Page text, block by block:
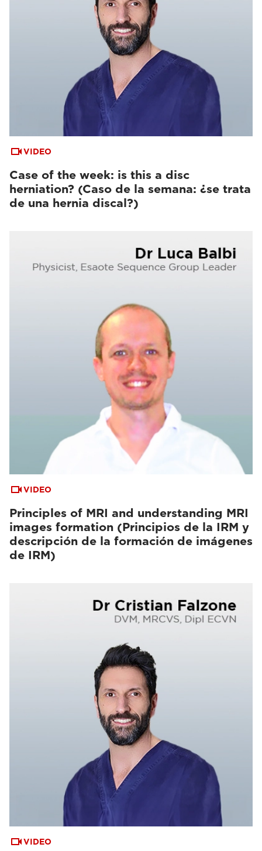
VIDEO
Case of the week: is this a disc
herniation? (Caso de la semana: ¿se trata
de una hernia discal?)
VIDEO
Principles of MRI and understanding MRI
images formation (Principios de la IRM y
descripción de la formación de imágenes
de IRM)
VIDEO